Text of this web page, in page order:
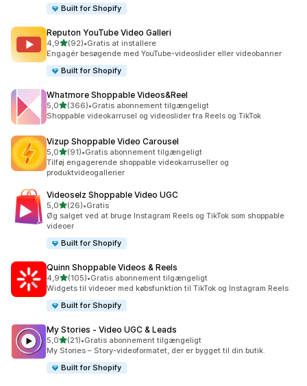
Built for Shopify
Reputon YouTube Video Galleri
4,9ud af 5 stjerner
(92)
92 anmeldelser i alt
•Gratis at installere
Engagér besøgende med YouTube-videoslider eller videobanner
Built for Shopify
Whatmore Shoppable Videos&Reel
5,0ud af 5 stjerner
(366)
366 anmeldelser i alt
•Gratis abonnement tilgængeligt
Shoppable videokarrusel og videoslider fra Reels og TikTok
Vizup Shoppable Video Carousel
5,0ud af 5 stjerner
(91)
91 anmeldelser i alt
•Gratis abonnement tilgængeligt
Tilføj engagerende shoppable videokarruseller og
produktvideogallerier
Videoselz Shoppable Video UGC
5,0ud af 5 stjerner
(26)
26 anmeldelser i alt
•Gratis
Øg salget ved at bruge Instagram Reels og TikTok som shoppable
videoer
Built for Shopify
Quinn Shoppable Videos & Reels
4,9ud af 5 stjerner
(105)
105 anmeldelser i alt
•Gratis abonnement tilgængeligt
Widgets til videoer med købsfunktion til TikTok og Instagram Reels
Built for Shopify
My Stories ‑ Video UGC & Leads
5,0ud af 5 stjerner
(21)
21 anmeldelser i alt
•Gratis abonnement tilgængeligt
My Stories – Story-videoformatet, der er bygget til din butik.
Built for Shopify